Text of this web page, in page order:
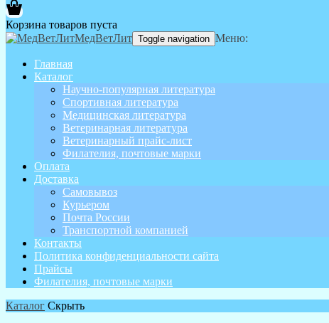
Корзина товаров пуста
МедВетЛит Toggle navigation Меню:
Главная
Каталог
Научно-популярная литература
Спортивная литература
Медицинская литература
Ветеринарная литература
Ветеринарный прайс-лист
Филателия, почтовые марки
Оплата
Доставка
Самовывоз
Курьером
Почта России
Транспортной компанией
Контакты
Политика конфиденциальности сайта
Прайсы
Филателия, почтовые марки
Каталог Скрыть